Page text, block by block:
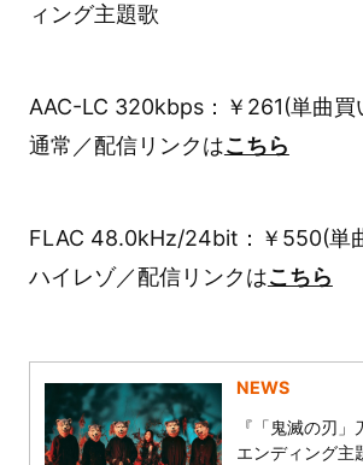
ィング主題歌
AAC-LC 320kbps：￥261(単曲買
通常／配信リンクはこちら
FLAC 48.0kHz/24bit：￥550(単
ハイレゾ／配信リンクはこちら
NEWS
『「鬼滅の刃」
エンディング主